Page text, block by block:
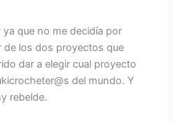
que no me decidía por
de los dos proyectos que
dar a elegir cual proyecto
del mundo. Y
rebelde.